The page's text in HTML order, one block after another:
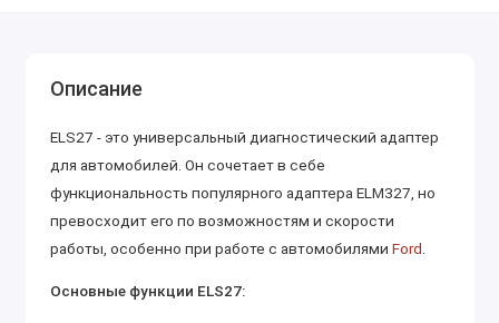
Описание
ELS27 - это универсальный диагностический адаптер
для автомобилей. Он сочетает в себе
функциональность популярного адаптера ELM327, но
превосходит его по возможностям и скорости
работы, особенно при работе с автомобилями Ford
Основные функции ELS27: